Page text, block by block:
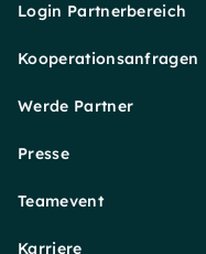
Login Partnerbereich
Kooperationsanfragen
Werde Partner
Presse
Teamevent
Karriere